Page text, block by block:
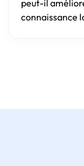
peut-il
connaissance